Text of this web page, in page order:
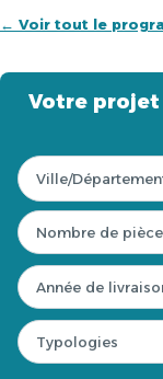
← Voir tout le
Votre